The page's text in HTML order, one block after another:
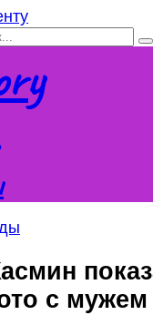
с мужем